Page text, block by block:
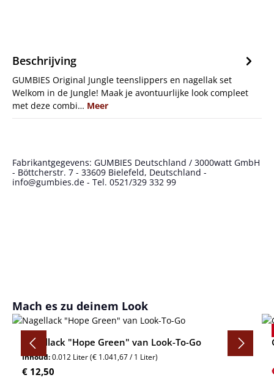
Beschrijving
GUMBIES Original Jungle teenslippers en nagellak set
Welkom in de Jungle! Maak je avontuurlijke look compleet
met deze combi… Meer
Fabrikantgegevens: GUMBIES Deutschland / 3000watt GmbH
- Böttcherstr. 7 - 33609 Bielefeld, Deutschland -
info@gumbies.de - Tel. 0521/329 332 99
Productgalerij overslaan
Mach es zu deinem Look
Nagellack "Hope Green" van Look-To-Go
Inhoud:0.012 Liter(€ 1.041,67 / 1 Liter)
Normale prijs:
€ 12,50